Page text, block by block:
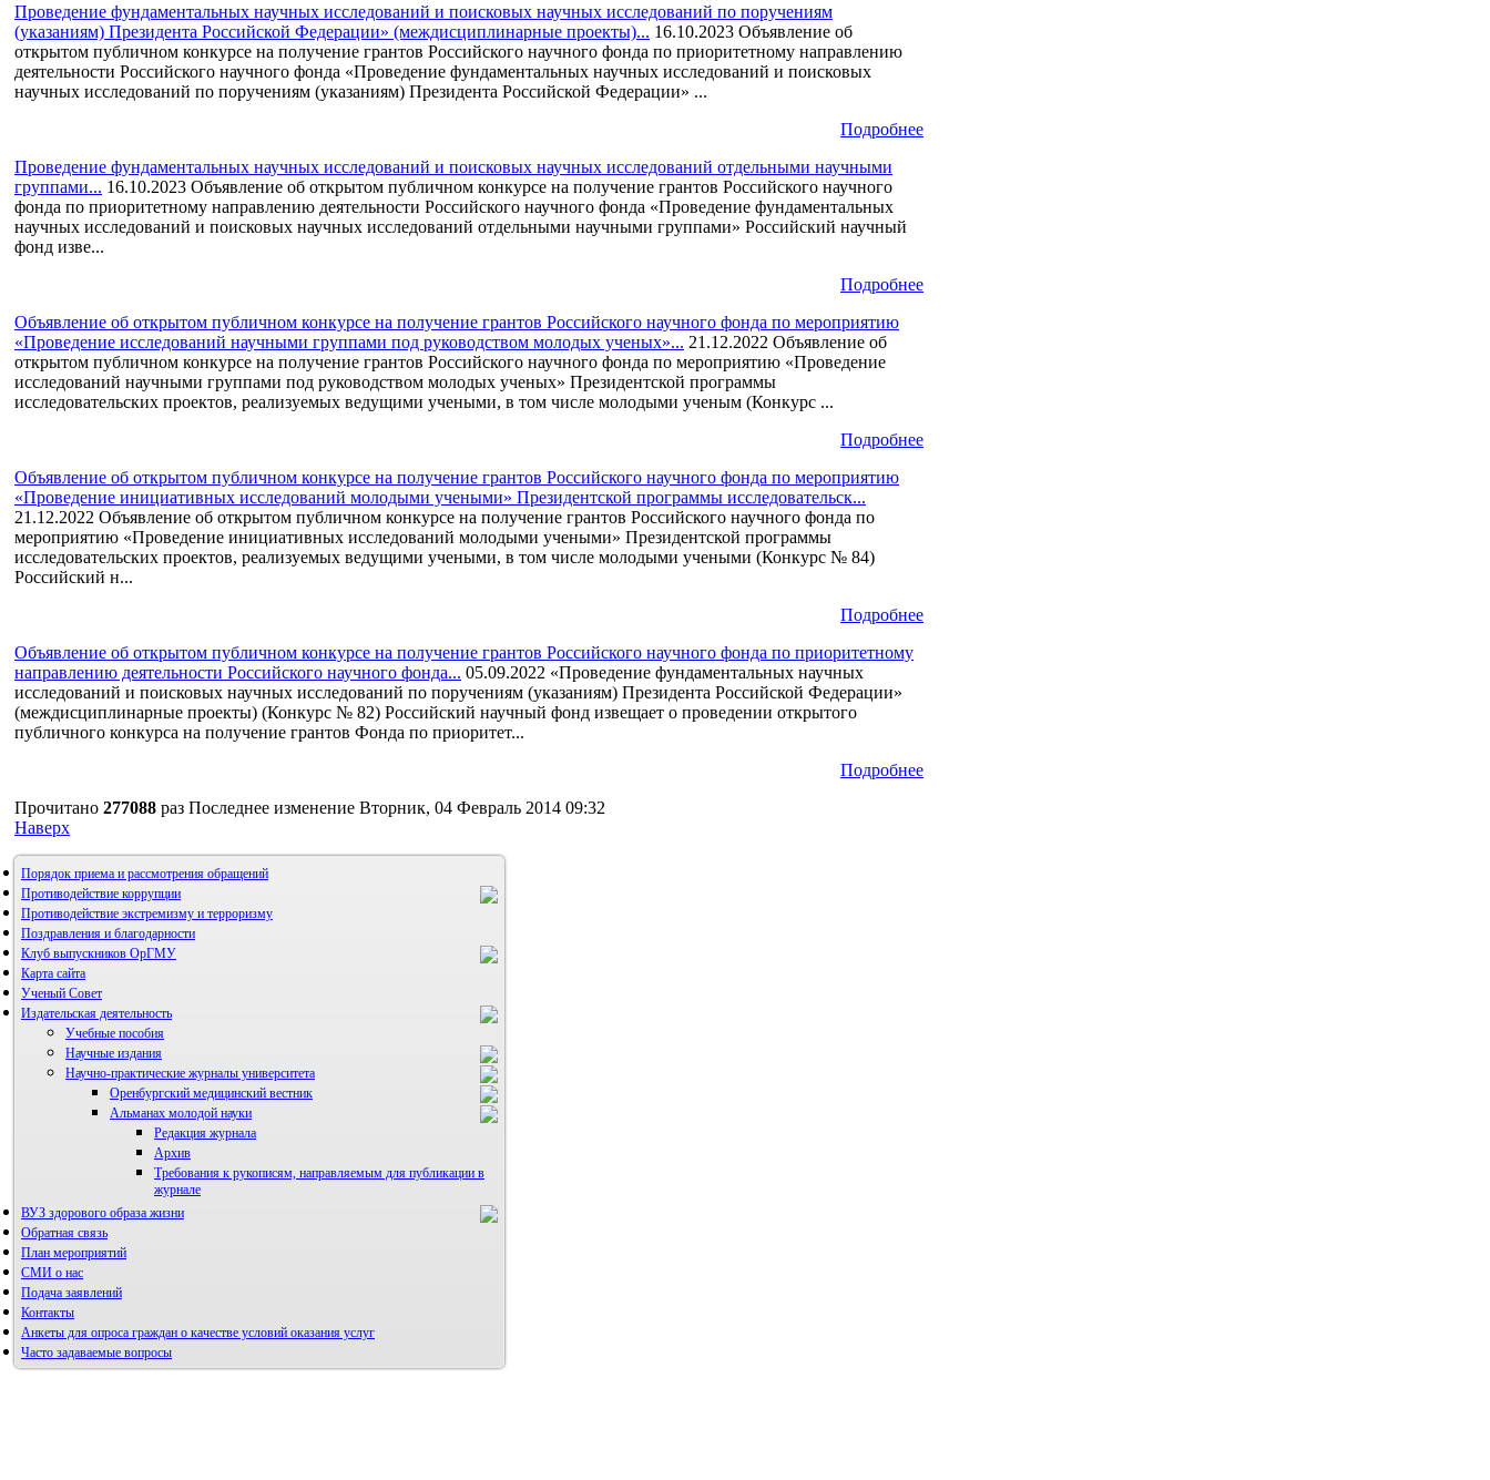
Проведение фундаментальных научных исследований и поисковых научных исследований по поручениям
(указаниям) Президента Российской Федерации» (междисциплинарные проекты)... 16.10.2023 Объявление об
открытом публичном конкурсе на получение грантов Российского научного фонда по приоритетному направлению
деятельности Российского научного фонда «Проведение фундаментальных научных исследований и поисковых
научных исследований по поручениям (указаниям) Президента Российской Федерации» ...
Подробнее
Проведение фундаментальных научных исследований и поисковых научных исследований отдельными научными
группами... 16.10.2023 Объявление об открытом публичном конкурсе на получение грантов Российского научного
фонда по приоритетному направлению деятельности Российского научного фонда «Проведение фундаментальных
научных исследований и поисковых научных исследований отдельными научными группами» Российский научный
фонд изве...
Подробнее
Объявление об открытом публичном конкурсе на получение грантов Российского научного фонда по мероприятию
«Проведение исследований научными группами под руководством молодых ученых»... 21.12.2022 Объявление об
открытом публичном конкурсе на получение грантов Российского научного фонда по мероприятию «Проведение
исследований научными группами под руководством молодых ученых» Президентской программы
исследовательских проектов, реализуемых ведущими учеными, в том числе молодыми ученым (Конкурс ...
Подробнее
Объявление об открытом публичном конкурсе на получение грантов Российского научного фонда по мероприятию
«Проведение инициативных исследований молодыми учеными» Президентской программы исследовательск...
21.12.2022 Объявление об открытом публичном конкурсе на получение грантов Российского научного фонда по
мероприятию «Проведение инициативных исследований молодыми учеными» Президентской программы
исследовательских проектов, реализуемых ведущими учеными, в том числе молодыми учеными (Конкурс № 84)
Российский н...
Подробнее
Объявление об открытом публичном конкурсе на получение грантов Российского научного фонда по приоритетному
направлению деятельности Российского научного фонда... 05.09.2022 «Проведение фундаментальных научных
исследований и поисковых научных исследований по поручениям (указаниям) Президента Российской Федерации»
(междисциплинарные проекты) (Конкурс № 82) Российский научный фонд извещает о проведении открытого
публичного конкурса на получение грантов Фонда по приоритет...
Подробнее
Прочитано 277088 раз Последнее изменение Вторник, 04 Февраль 2014 09:32
Наверх
Порядок приема и рассмотрения обращений
Противодействие коррупции
Противодействие экстремизму и терроризму
Поздравления и благодарности
Клуб выпускников ОрГМУ
Карта сайта
Ученый Совет
Издательская деятельность
Учебные пособия
Научные издания
Научно-практические журналы университета
Оренбургский медицинский вестник
Правила направления, рецензирования и опубликования
Альманах молодой науки
Редакция журнала
Архив
Требования к рукописям, направляемым для публикации в
журнале
ВУЗ здорового образа жизни
Фотогалерея
Обратная связь
План мероприятий
СМИ о нас
Подача заявлений
Контакты
Анкеты для опроса граждан о качестве условий оказания услуг
Часто задаваемые вопросы